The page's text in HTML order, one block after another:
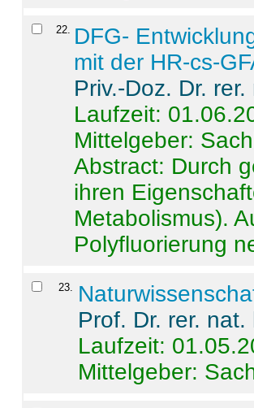
22
DFG-
mit der HR-cs-
Priv.-Doz. Dr.
Laufzeit:
Mittelgeber:
Abstract: Durch
ihren
Metabolismus).
Polyfluorierung
23.
Prof. Dr. rer.
Laufzeit:
Mittelgeber: